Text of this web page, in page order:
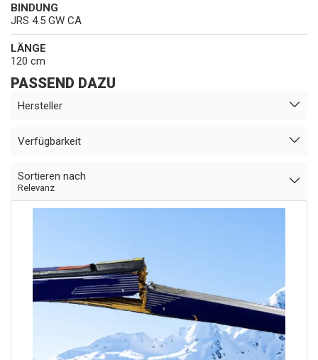
BINDUNG
JRS 4.5 GW CA
LÄNGE
120 cm
PASSEND DAZU
Hersteller
Verfügbarkeit
Sortieren nach
Relevanz